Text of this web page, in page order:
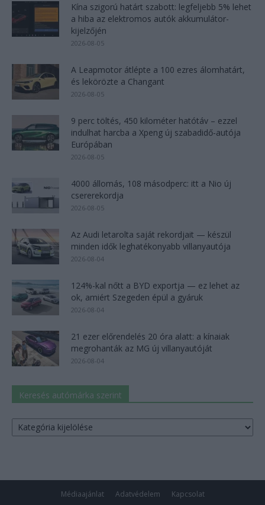
Kína szigorú határt szabott: legfeljebb 5% lehet
a hiba az elektromos autók akkumulátor-
kijelzőjén
2026-08-05
A Leapmotor átlépte a 100 ezres álomhatárt,
és lekörözte a Changant
2026-08-05
9 perc töltés, 450 kilométer hatótáv – ezzel
indulhat harcba a Xpeng új szabadidő-autója
Európában
2026-08-05
4000 állomás, 108 másodperc: itt a Nio új
csererekordja
2026-08-05
Az Audi letarolta saját rekordjait — készül
minden idők leghatékonyabb villanyautója
2026-08-04
124%-kal nőtt a BYD exportja — ez lehet az
ok, amiért Szegeden épül a gyáruk
2026-08-04
21 ezer előrendelés 20 óra alatt: a kínaiak
megrohanták az MG új villanyautóját
2026-08-04
Keresés autómárka szerint
Keresés
autómárka
Médiaajánlat Adatvédelem Kapcsolat